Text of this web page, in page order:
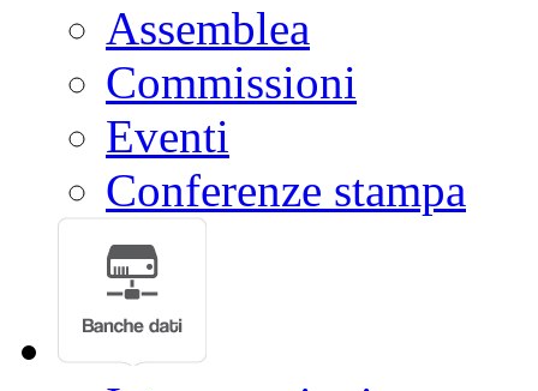
Assemblea
Commissioni
Eventi
Conferenze stampa